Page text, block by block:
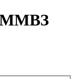
ММВЗ